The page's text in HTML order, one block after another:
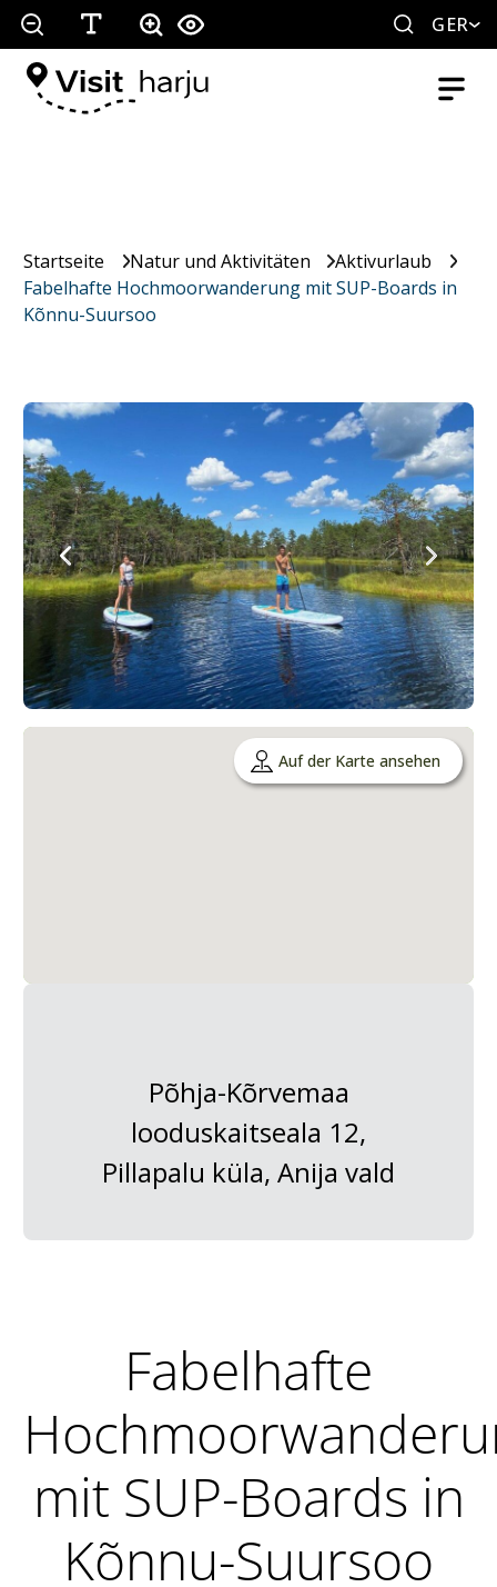
GER
Startseite Natur und Aktivitäten
Aktivurlaub
Fabelhafte Hochmoorwanderung mit SUP-Boards in
Kõnnu-Suursoo
Auf der Karte ansehen
Põhja-Kõrvemaa
looduskaitseala 12,
Pillapalu küla, Anija vald
Fabelhafte
mit SUP-Boards in
Kõnnu-Suursoo